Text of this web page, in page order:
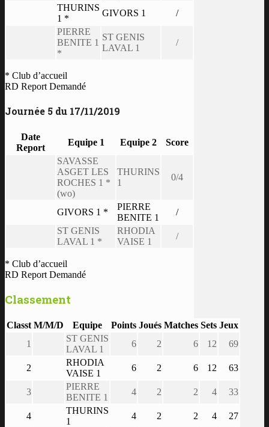
THURINS
1 *
GIVORS 1
/
PIERRE
BENITE 1
*
ST GENIS
LAVAL 1
/
* Club d’accueil
RD Report Demandé
Journée 5 du 17/11/2019
Date
Report
Equipe 1 Equipe 2
Score
SAVASSE
ASGET LES
ROCHES 1 *
(wo)
THURINS
1
0/4
GIVORS 1 *
PIERRE
BENITE 1
/
ST GENIS
LAVAL 1 *
RHODIA
VAISE 1
/
* Club d’accueil
RD Report Demandé
Classement
Classt M/M/D Equipe Points Joués Matches Sets Jeux
1
ST GENIS
LAVAL 1
6 2 6 12 69
2
RHODIA
VAISE 1
6 2 6 12 63
3
PIERRE
BENITE 1
4 2 2 4 33
4
THURINS
1
4 2 2 4 27